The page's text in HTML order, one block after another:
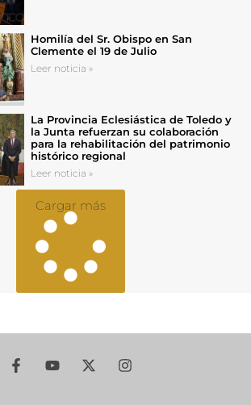
Homilía del Sr. Obispo en San
Clemente el 19 de Julio
Leer noticia »
La Provincia Eclesiástica de Toledo y
la Junta refuerzan su colaboración
para la rehabilitación del patrimonio
histórico regional
Leer noticia »
Cargar más